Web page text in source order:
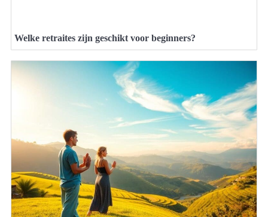
Welke retraites zijn geschikt voor beginners?